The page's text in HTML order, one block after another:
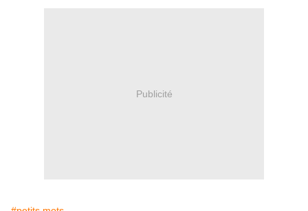
Publicité